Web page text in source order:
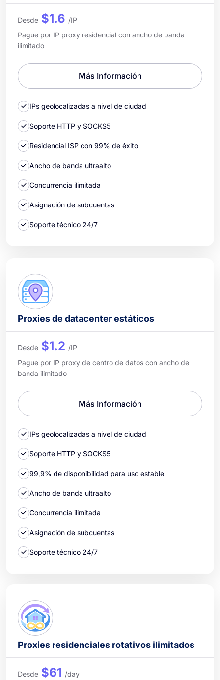
Desde $1.6 /IP
Pague por IP proxy residencial con ancho de banda
ilimitado
Más Información
IPs geolocalizadas a nivel de ciudad
Soporte HTTP y SOCKS5
Residencial ISP con 99% de éxito
Ancho de banda ultraalto
Concurrencia ilimitada
Asignación de subcuentas
Soporte técnico 24/7
Proxies de datacenter estáticos
Desde $1.2 /IP
Pague por IP proxy de centro de datos con ancho de
banda ilimitado
Más Información
IPs geolocalizadas a nivel de ciudad
Soporte HTTP y SOCKS5
99,9% de disponibilidad para uso estable
Ancho de banda ultraalto
Concurrencia ilimitada
Asignación de subcuentas
Soporte técnico 24/7
Proxies residenciales rotativos ilimitados
Desde $61 /day